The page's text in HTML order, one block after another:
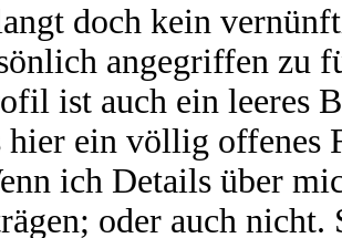
doch kein
angegriffen zu
ist auch ein leeres
hier ein völlig offenes
ich Details über
oder auch nicht.